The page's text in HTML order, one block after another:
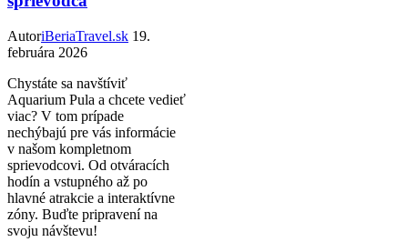
AutoriBeriaTravel.sk 19.
februára 2026
Chystáte sa navštíviť
Aquarium Pula a chcete vedieť
viac? V tom prípade
nechýbajú pre vás informácie
v našom kompletnom
sprievodcovi. Od otváracích
hodín a vstupného až po
hlavné atrakcie a interaktívne
zóny. Buďte pripravení na
svoju návštevu!